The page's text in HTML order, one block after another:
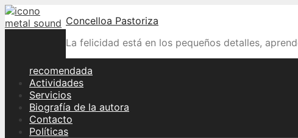
Skip
to
Concelloa Pastoriza
La felicidad está en los pequeños detalles,
recomendada
Actividades
Servicios
Biografía de la autora
Contacto
Políticas